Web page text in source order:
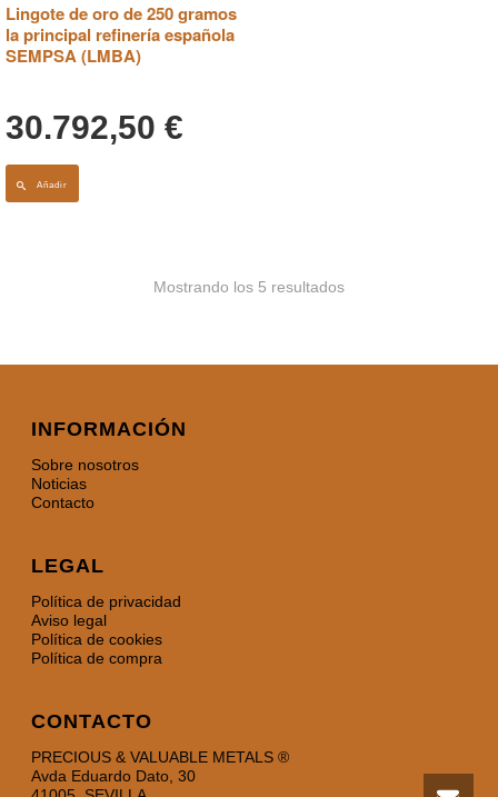
Lingote de oro de 250 gramos
la principal refinería española
SEMPSA (LMBA)
30.792,50 €
Añadir
Mostrando los 5 resultados
INFORMACIÓN
Sobre nosotros
Noticias
Contacto
LEGAL
Política de privacidad
Aviso legal
Política de cookies
Política de compra
CONTACTO
PRECIOUS & VALUABLE METALS ®
Avda Eduardo Dato, 30